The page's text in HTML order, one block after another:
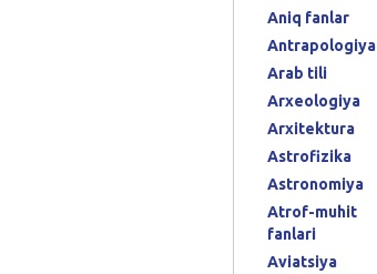
Aniq fanlar
Antrapologiya
Arab tili
Arxeologiya
Arxitektura
Astrofizika
Astronomiya
Atrof-muhit
fanlari
Aviatsiya